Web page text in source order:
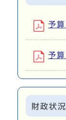
予
予
財政状